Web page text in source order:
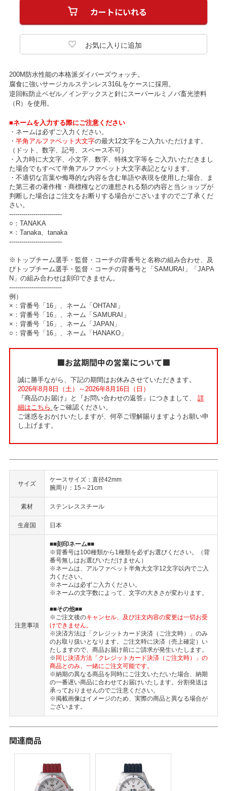
200M防水性能の本格派ダイバーズウォッチ。
腐食に強いサージカルステンレス316Lをケースに採用。
逆回転防止ベゼル／インデックスと針にスーパールミノバ畜光塗料
（R）を使用。
■ネームを入力する際にご注意ください
・ネームは必ずご入力ください。
・ 半角アルファベット大文字の最大12文字をご入力いただけます。
（ドット、数字、記号、スペース不可）
・入力時に大文字、小文字、数字、特殊文字等をご入力いただきまし
た場合でもすべて半角アルファベット大文字表記となります。
・不適切な言葉や侮辱的な内容を含む単語や表現を使用した場合、ま
た第三者の著作権・商標権などの連想される類の内容と当ショップが
判断した場合はご注文をお断りする場合がございますのでご了承くだ
さい。
--------------------------
○：TANAKA
×：Tanaka、tanaka
--------------------------
※トップチーム選手・監督・コーチの背番号と名称の組み合わせ、及
びトップチーム選手・監督・コーチの背番号と「SAMURAI」「JAPA
N」の組み合わせは刻印できません。
--------------------------
例）
×：背番号「16」、ネーム「OHTANI」
×：背番号「16」、ネーム「SAMURAI」
×：背番号「16」、ネーム「JAPAN」
○：背番号「16」、ネーム「HANAKO」
■お盆期間中の営業について■
誠に勝手ながら、下記の期間はお休みさせていただきます。
2026年8月8日（土）～2026年8月16日（日）
『商品のお届け』と『お問い合わせの返答』につきまして、 詳
細はこちら をご確認ください。
ご迷惑をおかけいたしますが、何卒ご理解賜りますようお願い申
し上げます。
サイズ
ケースサイズ：直径42mm
腕周り：15～21cm
素材 ステンレススチール
生産国 日本
注意事項
■■刻印ネーム■■
※背番号は100種類から1種類を必ずお選びください。（背
番号無しはお選びいただけません）
※ネームは、アルファベット半角大文字12文字以内でご入
力ください。
※ネームは必ずご入力ください。
※ネームの文字数によって、文字の大きさが変わります。
■■その他■■
※ご注文後のキャンセル、及び注文内容の変更は一切お受
けできません。
※決済方法は「クレジットカード決済（ご注文時）」のみ
のお取り扱いとなります。ご注文時に決済（売上確定）い
たしますので、商品お届け前にご請求が発生いたします。
※ 同じ決済方法「クレジットカード決済（ご注文時）」の
商品とのみ、一緒にご注文可能です。
※納期の異なる商品を同時にご注文いただいた場合、納期
の一番遅い商品に合わせてお届けいたします。分割発送は
承っておりませんのでご注意ください。
※掲載画像はイメージのため、実際の商品と異なる場合が
ございます。
関連商品